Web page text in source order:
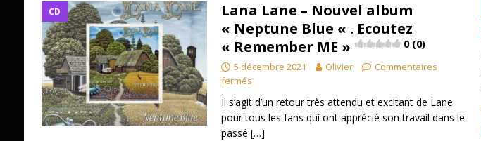
CD
Lana Lane – Nouvel album
« Neptune Blue « . Ecoutez
« Remember ME »
0 (0)
5 décembre 2021 Olivier
Commentaires
fermés
Il s’agit d’un retour très attendu et excitant de Lane
pour tous les fans qui ont apprécié son travail dans le
passé […]